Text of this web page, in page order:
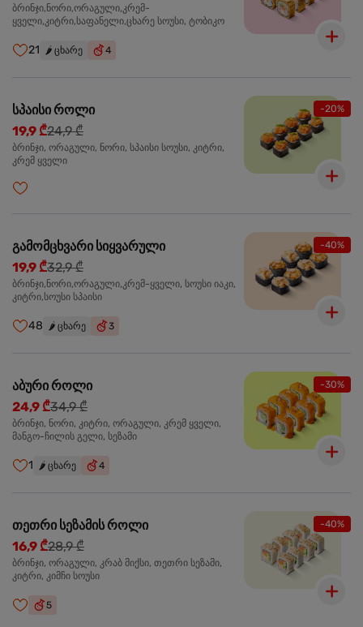
ბრინჯი,ნორი,ორაგული,კრემ-
ყველი,კიტრი,საფანელი,ცხარე სოუსი, ტობიკო
21 🌶️ ცხარე 4
-20%
სპაისი როლი
19,9 ₾24,9 ₾
ბრინჯი, ორაგული, ნორი, სპაისი სოუსი, კიტრი,
კრემ ყველი
-40%
გამომცხვარი სიყვარული
19,9 ₾32,9 ₾
ბრინჯი,ნორი,ორაგული,კრემ-ყველი, სოუსი იაკი,
კიტრი,სოუსი სპაისი
48 🌶️ ცხარე 3
-30%
აბური როლი
24,9 ₾34,9 ₾
ბრინჯი, ნორი, კიტრი, ორაგული, კრემ ყველი,
მანგო-ჩილის გელი, სეზამი
1 🌶️ ცხარე 4
-40%
თეთრი სეზამის როლი
16,9 ₾28,9 ₾
ბრინჯი, ორაგული, კრაბ მიქსი, თეთრი სეზამი,
კიტრი, კიმჩი სოუსი
5